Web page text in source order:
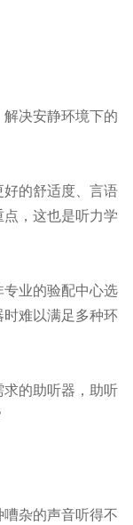
决安静环境下的
的舒适度、言语
，这也是听力学
业的验配中心选
难以满足多种环
的助听器，助听
杂的声音听得不